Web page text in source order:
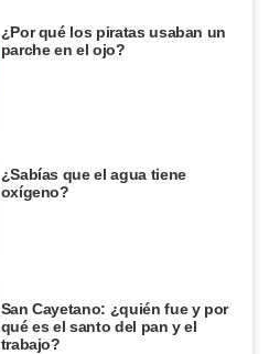
¿Por qué los piratas usaban un
parche en el ojo?
¿Sabías que el agua tiene
oxígeno?
San Cayetano: ¿quién fue y por
qué es el santo del pan y el
trabajo?